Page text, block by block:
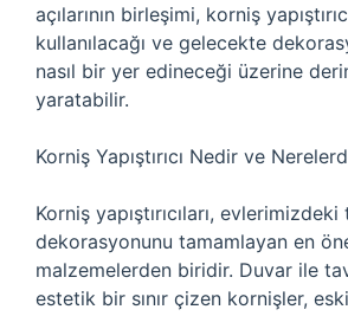
açılarının birleşimi, korniş
kullanılacağı ve gelecekte
nasıl bir yer edineceği üzerine
yaratabilir.
Korniş Yapıştırıcı Nedir ve
Korniş yapıştırıcıları,
dekorasyonunu tamamlayan en
malzemelerden biridir. Duvar ile
estetik bir sınır çizen kornişler,